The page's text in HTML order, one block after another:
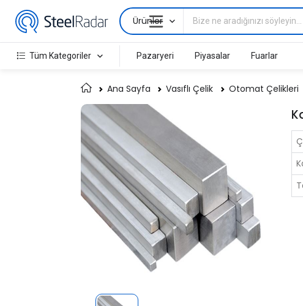
Ürünler
Tüm Kategoriler Pazaryeri Piyasalar Fuarlar
Ana Sayfa Vasıflı Çelik Otomat Çelikleri